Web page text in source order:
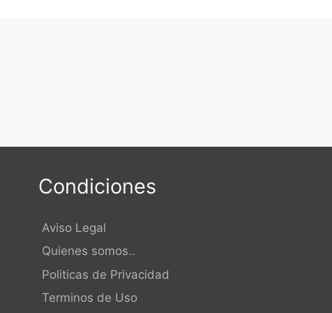
Condiciones
Aviso Legal
Quienes somos..
Politicas de Privacidad
Terminos de Uso